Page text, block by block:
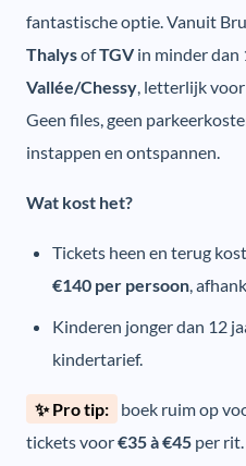
fantastische optie. Vanuit
ThalysofTGVin minder dan
Vallée/Chessy , letterlijk
Geen files, geen
instappen en ontspannen.
Wat kost het?
Tickets heen en terug
€140 per persoon ,
Kinderen jonger dan 12
kindertarief.
✨ Pro tip:
boek ruim op
tickets voor€35 à €45 per rit.